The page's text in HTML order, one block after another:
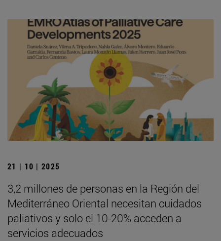
21 | 10 | 2025
3,2 millones de personas en la Región del
Mediterráneo Oriental necesitan cuidados
paliativos y solo el 10-20% acceden a
servicios adecuados